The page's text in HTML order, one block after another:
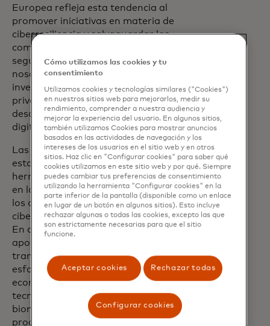
Europea refleja esta tendencia al
promover iniciativas en materia de
ciberresiliencia y salvaguardar las
comunicaciones y los datos. Estos temas
seguirán siendo prioritarios para todos
nosotros, y se requerirán amplias
inversiones y alianzas con el sector
privado para prepararnos y enfrentar los
desafíos de seguridad asociados con la
digitalización acelerada de la sociedad.
Las empresas y los ciudadanos deben
estar equipados con las habilidades y
herramientas necesarias para prosperar
en la economía digital y poder enfrentar
los crecientes desafíos de la
ciberseguridad y la detección del fraude.
En combinación con programas de
apoyo específicos para acelerar la
transformación digital, la UE debería
esforzarse por liberar todo su potencial
económico en la era digital, y las
tecnologías emergentes, como la IA y la
biometría, sin duda facilitarán este
proceso.
Cómo utilizamos las cookies y tu
consentimiento
Utilizamos cookies y tecnologías similares ("Cookies")
en nuestros sitios web para mejorarlos, medir su
rendimiento, comprender a nuestra audiencia y
mejorar la experiencia del usuario. En algunos sitios,
también utilizamos Cookies para mostrar anuncios
basados en las actividades de navegación y los
intereses de los usuarios en el sitio web y en otros
sitios. Haz clic en "Configurar cookies" para saber qué
cookies utilizamos en este sitio web y por qué. Siempre
puedes cambiar tus preferencias de consentimiento
utilizando la herramienta "Configurar cookies" en la
parte inferior de la pantalla (disponible como un enlace
en lugar de un botón en algunos sitios). Esto incluye
rechazar algunas o todas las cookies, excepto las que
son estrictamente necesarias para que el sitio
funcione.
Aceptar cookies Rechazar todas
Configurar cookies